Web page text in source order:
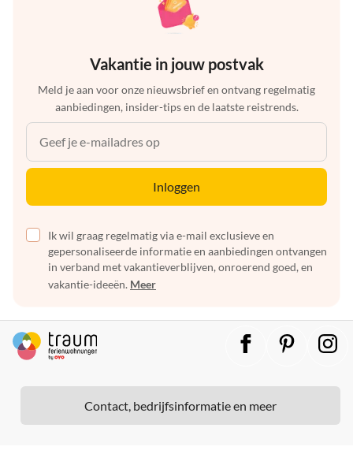
Vakantie in jouw postvak
Meld je aan voor onze nieuwsbrief en ontvang regelmatig
aanbiedingen, insider-tips en de laatste reistrends.
Inloggen
Ik wil graag regelmatig via e-mail exclusieve en
gepersonaliseerde informatie en aanbiedingen ontvangen
in verband met vakantieverblijven, onroerend goed, en
vakantie-ideeën. Meer
Contact, bedrijfsinformatie en meer